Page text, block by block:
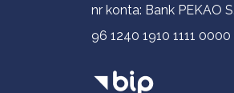
nr konta: Bank PEKAO
96 1240 1910 1111